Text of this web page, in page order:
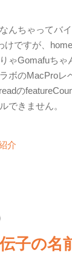
んちゃってバ
けですが、
ゃGomafuち
ボのMacProレ
の
できません。
介
子の名